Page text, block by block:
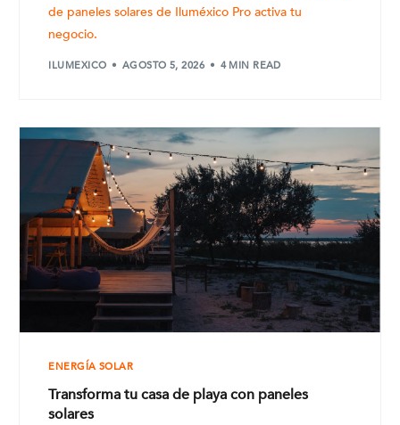
de paneles solares de Iluméxico Pro activa tu
negocio.
ILUMEXICO AGOSTO 5, 2026 4 MIN READ
ENERGÍA SOLAR
Transforma tu casa de playa con paneles
solares